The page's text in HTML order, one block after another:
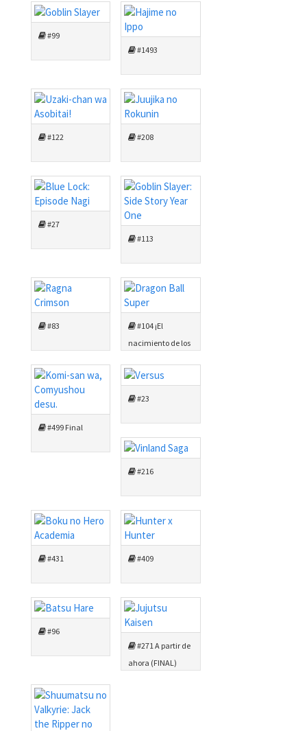
#99
#1493
#122 #208
#27
#113
#83
#104 ¡El
nacimiento de los
#499 Final
#23
#216
#431 #409
#96
#271 A partir de
ahora (FINAL)